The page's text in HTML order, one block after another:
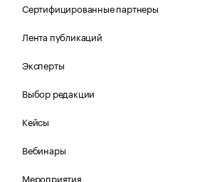
Сертифицированные партнеры
Лента публикаций
Эксперты
Выбор редакции
Кейсы
Вебинары
Мероприятия